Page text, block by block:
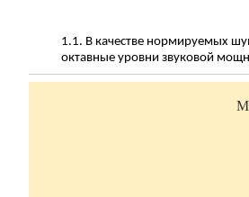
1.1. В качестве нормируемых
октавные уровни звуковой